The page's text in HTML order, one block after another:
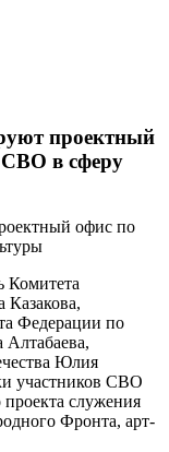
проектный
СВО в сферу
Комитета
Казакова,
Федерации по
Алтабаева,
Юлия
участников СВО
служения
Фронта, арт-